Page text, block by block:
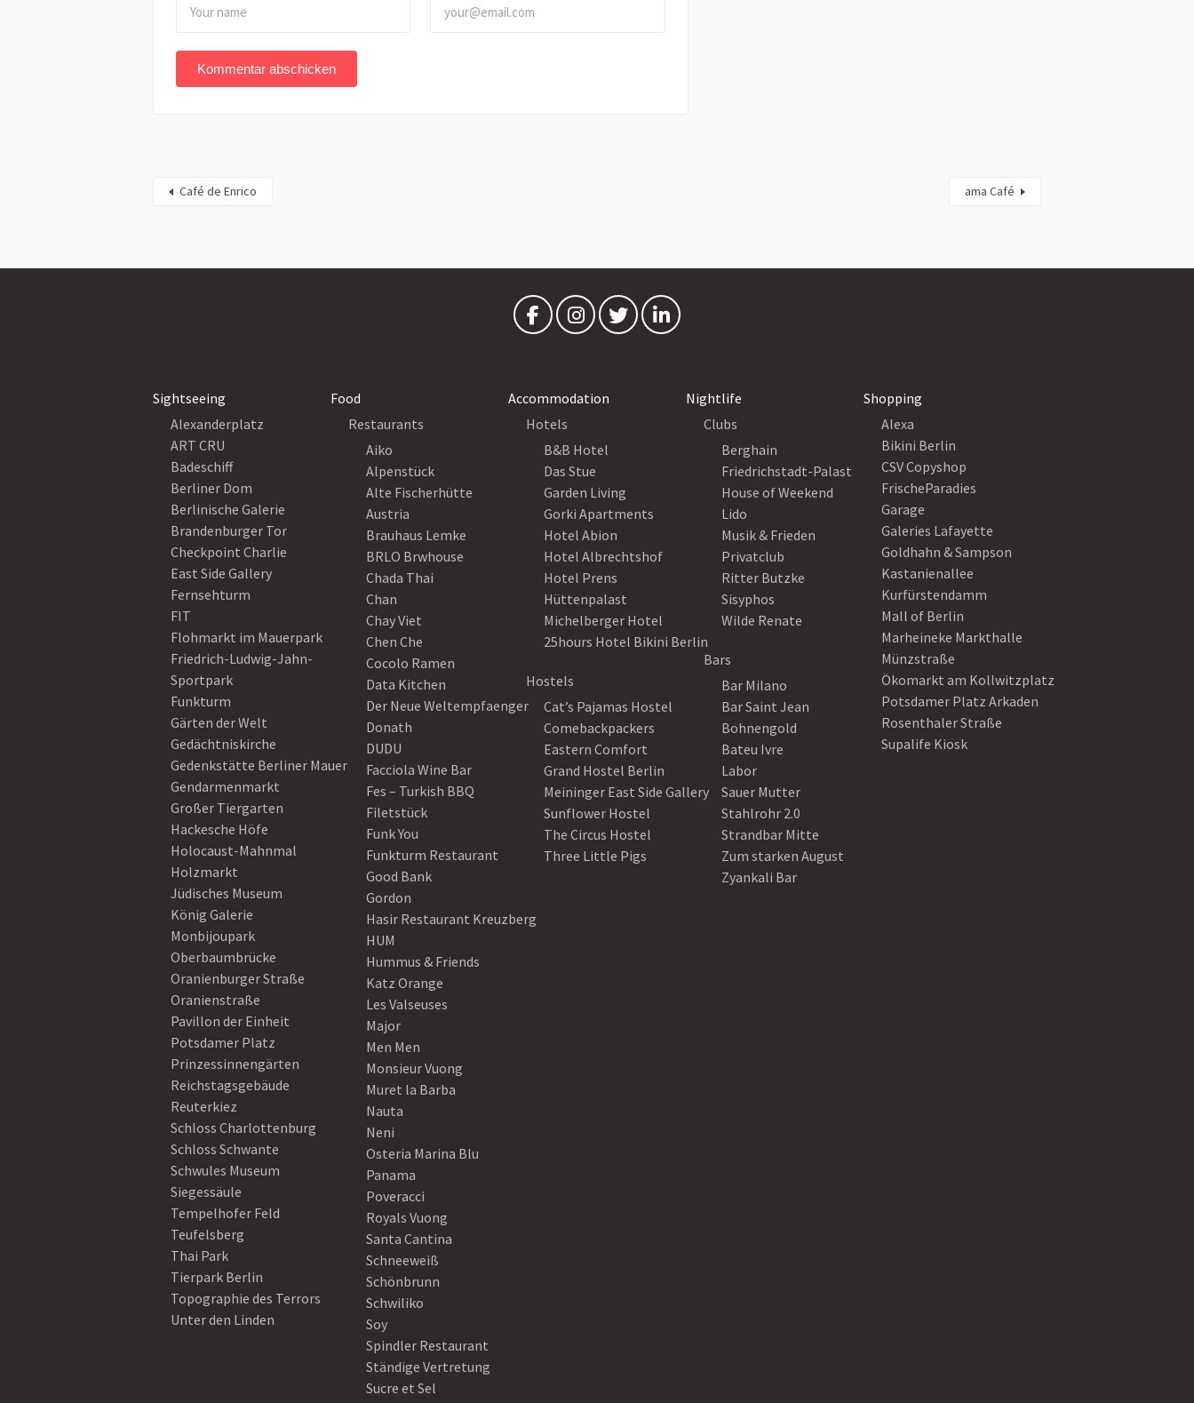
Café de Enrico ama Café
Sightseeing
Alexanderplatz
ART CRU
Badeschiff
Berliner Dom
Berlinische Galerie
Brandenburger Tor
Checkpoint Charlie
East Side Gallery
Fernsehturm
FIT
Flohmarkt im Mauerpark
Friedrich-Ludwig-Jahn-
Sportpark
Funkturm
Gärten der Welt
Gedächtniskirche
Gedenkstätte Berliner Mauer
Gendarmenmarkt
Großer Tiergarten
Hackesche Höfe
Holocaust-Mahnmal
Holzmarkt
Jüdisches Museum
König Galerie
Monbijoupark
Oberbaumbrücke
Oranienburger Straße
Oranienstraße
Pavillon der Einheit
Potsdamer Platz
Prinzessinnengärten
Reichstagsgebäude
Reuterkiez
Schloss Charlottenburg
Schloss Schwante
Schwules Museum
Siegessäule
Tempelhofer Feld
Teufelsberg
Thai Park
Tierpark Berlin
Topographie des Terrors
Unter den Linden
Food
Restaurants
Aiko
Alpenstück
Alte Fischerhütte
Austria
Brauhaus Lemke
BRLO Brwhouse
Chada Thai
Chan
Chay Viet
Chen Che
Cocolo Ramen
Data Kitchen
Der Neue Weltempfaenger
Donath
DUDU
Facciola Wine Bar
Fes – Turkish BBQ
Filetstück
Funk You
Funkturm Restaurant
Good Bank
Gordon
Hasir Restaurant Kreuzberg
HUM
Hummus & Friends
Katz Orange
Les Valseuses
Major
Men Men
Monsieur Vuong
Muret la Barba
Nauta
Neni
Osteria Marina Blu
Panama
Poveracci
Royals Vuong
Santa Cantina
Schneeweiß
Schönbrunn
Schwiliko
Soy
Spindler Restaurant
Ständige Vertretung
Sucre et Sel
Accommodation
Hotels
B&B Hotel
Das Stue
Garden Living
Gorki Apartments
Hotel Abion
Hotel Albrechtshof
Hotel Prens
Hüttenpalast
Michelberger Hotel
25hours Hotel Bikini Berlin
Hostels
Cat’s Pajamas Hostel
Comebackpackers
Eastern Comfort
Grand Hostel Berlin
Meininger East Side Gallery
Sunflower Hostel
The Circus Hostel
Three Little Pigs
Nightlife
Clubs
Berghain
Friedrichstadt-Palast
House of Weekend
Lido
Musik & Frieden
Privatclub
Ritter Butzke
Sisyphos
Wilde Renate
Bars
Bar Milano
Bar Saint Jean
Bohnengold
Bateu Ivre
Labor
Sauer Mutter
Stahlrohr 2.0
Strandbar Mitte
Zum starken August
Zyankali Bar
Shopping
Alexa
Bikini Berlin
CSV Copyshop
FrischeParadies
Garage
Galeries Lafayette
Goldhahn & Sampson
Kastanienallee
Kurfürstendamm
Mall of Berlin
Marheineke Markthalle
Münzstraße
Ökomarkt am Kollwitzplatz
Potsdamer Platz Arkaden
Rosenthaler Straße
Supalife Kiosk